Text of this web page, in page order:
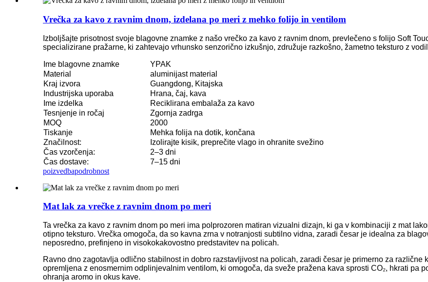
Vrečka za kavo z ravnim dnom, izdelana po meri z mehko folijo in ventilom
Izboljšajte prisotnost svoje blagovne znamke z našo vrečko za kavo z ravnim dnom, prevlečeno s folijo Soft
specializirane pražarne, ki zahtevajo vrhunsko senzorično izkušnjo, združuje razkošno, žametno teksturo z
Ime blagovne znamke
YPAK
Material
aluminijast material
Kraj izvora
Guangdong, Kitajska
Industrijska uporaba
Hrana, čaj, kava
Ime izdelka
Reciklirana embalaža za kavo
Tesnjenje in ročaj
Zgornja zadrga
MOQ
2000
Tiskanje
Mehka folija na dotik, končana
Značilnost:
Izolirajte kisik, preprečite vlago in ohranite svežino
Čas vzorčenja:
2–3 dni
Čas dostave:
7–15 dni
poizvedbapodrobnost
Mat lak za vrečke z ravnim dnom po meri
Ta vrečka za kavo z ravnim dnom po meri ima polprozoren matiran vizualni dizajn, ki ga v kombinaciji z mat
otipno teksturo. Vrečka omogoča, da so kavna zrna v notranjosti subtilno vidna, zaradi česar je idealna za
neposredno, prefinjeno in visokokakovostno predstavitev na policah.
Ravno dno zagotavlja odlično stabilnost in dobro razstavljivost na policah, zaradi česar je primerno za različne
opremljena z enosmernim odplinjevalnim ventilom, ki omogoča, da sveže pražena kava sprosti CO₂, hkrati pa
ohranja aromo in okus kave.